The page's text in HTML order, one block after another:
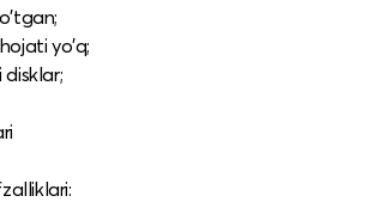
yo'q;
disklar;